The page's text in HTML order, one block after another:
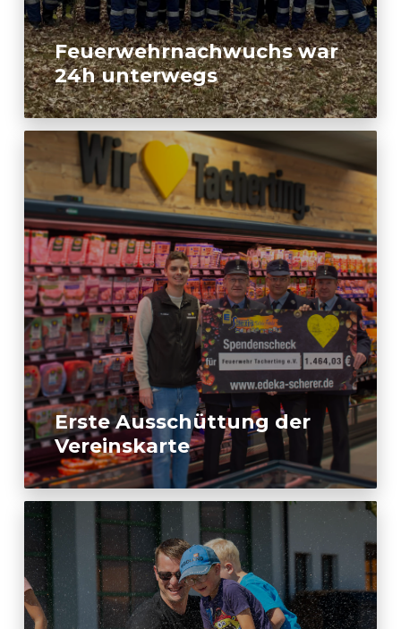
Feuerwehrnachwuchs war
24h unterwegs
Erste Ausschüttung der
Vereinskarte